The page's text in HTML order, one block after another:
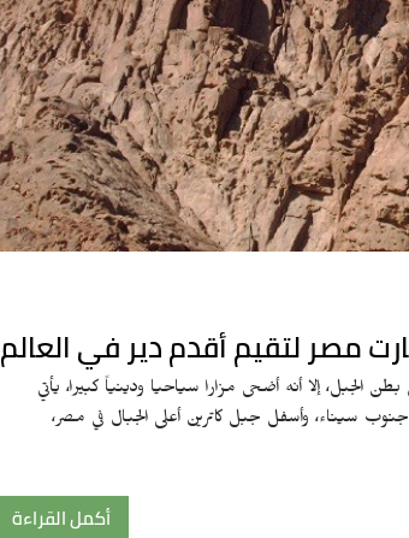
مصر لتقيم أقدم دير في العالم
الجبل، إلا أنه أضحى مزارا سياحيا ودينياً كبيرا، يأتي
جنوب سيناء، وأسفل جبل كاترين أعلى الجبال في مصر،
أكمل القراءة